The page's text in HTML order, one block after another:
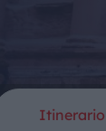
Itinerario